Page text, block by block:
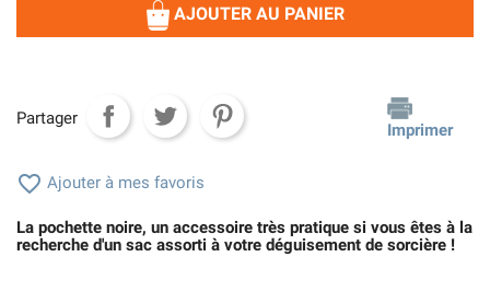
AJOUTER AU PANIER
Partager
Imprimer
 Ajouter à mes favoris
La pochette noire, un accessoire très pratique si vous êtes à la
recherche d'un sac assorti à votre déguisement de sorcière !